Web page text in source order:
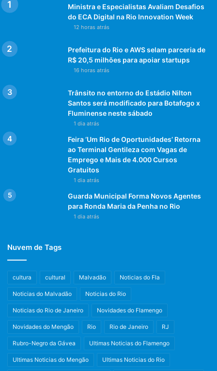
Ministra e Especialistas Avaliam Desafios
do ECA Digital na Rio Innovation Week
12 horas atrás
Prefeitura do Rio e AWS selam parceria de
R$ 20,5 milhões para apoiar startups
16 horas atrás
Trânsito no entorno do Estádio Nilton
Santos será modificado para Botafogo x
Fluminense neste sábado
1 dia atrás
Feira ‘Um Rio de Oportunidades’ Retorna
ao Terminal Gentileza com Vagas de
Emprego e Mais de 4.000 Cursos
Gratuitos
1 dia atrás
Guarda Municipal Forma Novos Agentes
para Ronda Maria da Penha no Rio
1 dia atrás
Nuvem de Tags
cultura cultural Malvadão Noticias do Fla
Noticias do Malvadão Noticias do Rio
Noticias do Rio de Janeiro Novidades do Flamengo
Novidades do Mengão Rio Rio de Janeiro RJ
Rubro-Negro da Gávea Ultimas Noticias do Flamengo
Ultimas Noticias do Mengão Ultimas Noticias do Rio